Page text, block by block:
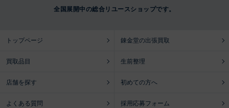
全国展開中の総合リユースショップです。
トップページ 錬金堂の出張買取
買取品目 生前整理
店舗を探す 初めての方へ
よくある質問 採用応募フォーム